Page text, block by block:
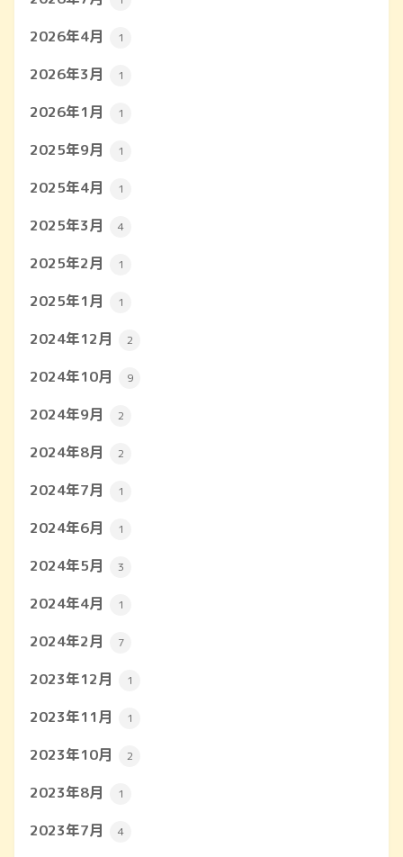
2026年4月 1
2026年3月 1
2026年1月 1
2025年9月 1
2025年4月 1
2025年3月 4
2025年2月 1
2025年1月 1
2024年12月 2
2024年10月 9
2024年9月 2
2024年8月 2
2024年7月 1
2024年6月 1
2024年5月 3
2024年4月 1
2024年2月 7
2023年12月 1
2023年11月 1
2023年10月 2
2023年8月 1
2023年7月 4